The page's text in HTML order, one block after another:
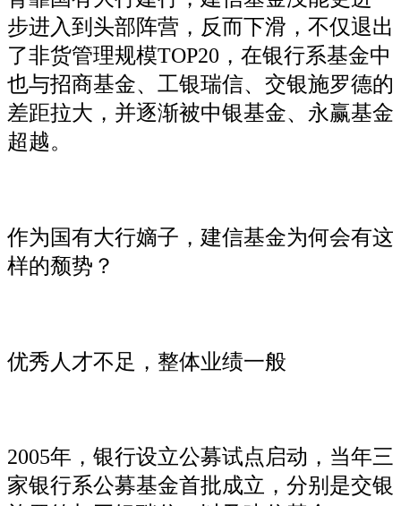
步进入到头部阵营，反而下滑，不仅退出
了非货管理规模TOP20，在银行系基金中
也与招商基金、工银瑞信、交银施罗德的
差距拉大，并逐渐被中银基金、永赢基金
超越。
作为国有大行嫡子，建信基金为何会有这
样的颓势？
优秀人才不足，整体业绩一般
2005年，银行设立公募试点启动，当年三
家银行系公募基金首批成立，分别是交银